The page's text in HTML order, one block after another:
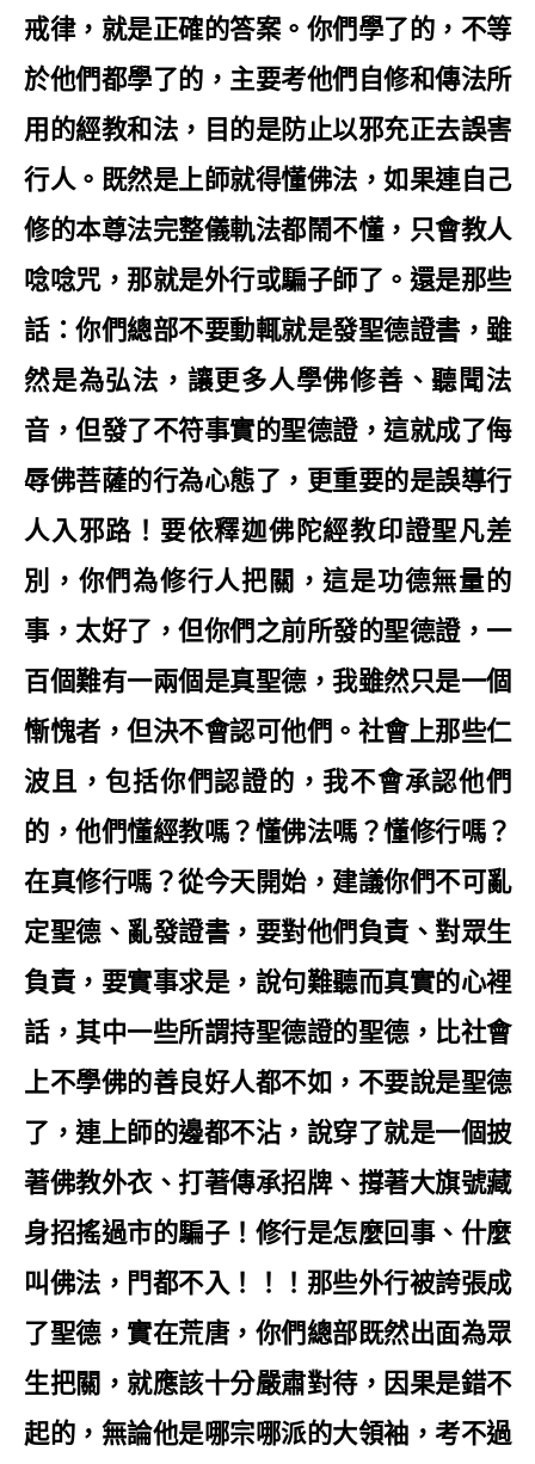
戒律，就是正確的答案。你們學了的，不等
於他們都學了的，主要考他們自修和傳法所
用的經教和法，目的是防止以邪充正去誤害
行人。既然是上師就得懂佛法，如果連自己
修的本尊法完整儀軌法都鬧不懂，只會教人
唸唸咒，那就是外行或騙子師了。還是那些
話：你們總部不要動輒就是發聖德證書，雖
然是為弘法，讓更多人學佛修善、聽聞法
音，但發了不符事實的聖德證，這就成了侮
辱佛菩薩的行為心態了，更重要的是誤導行
人入邪路！要依釋迦佛陀經教印證聖凡差
別，你們為修行人把關，這是功德無量的
事，太好了，但你們之前所發的聖德證，一
百個難有一兩個是真聖德，我雖然只是一個
慚愧者，但決不會認可他們。社會上那些仁
波且，包括你們認證的，我不會承認他們
的，他們懂經教嗎？懂佛法嗎？懂修行嗎？
在真修行嗎？從今天開始，建議你們不可亂
定聖德、亂發證書，要對他們負責、對眾生
負責，要實事求是，說句難聽而真實的心裡
話，其中一些所謂持聖德證的聖德，比社會
上不學佛的善良好人都不如，不要說是聖德
了，連上師的邊都不沾，說穿了就是一個披
著佛教外衣、打著傳承招牌、撐著大旗號藏
身招搖過市的騙子！修行是怎麼回事、什麼
叫佛法，門都不入！！！那些外行被誇張成
了聖德，實在荒唐，你們總部既然出面為眾
生把關，就應該十分嚴肅對待，因果是錯不
起的，無論他是哪宗哪派的大領袖，考不過